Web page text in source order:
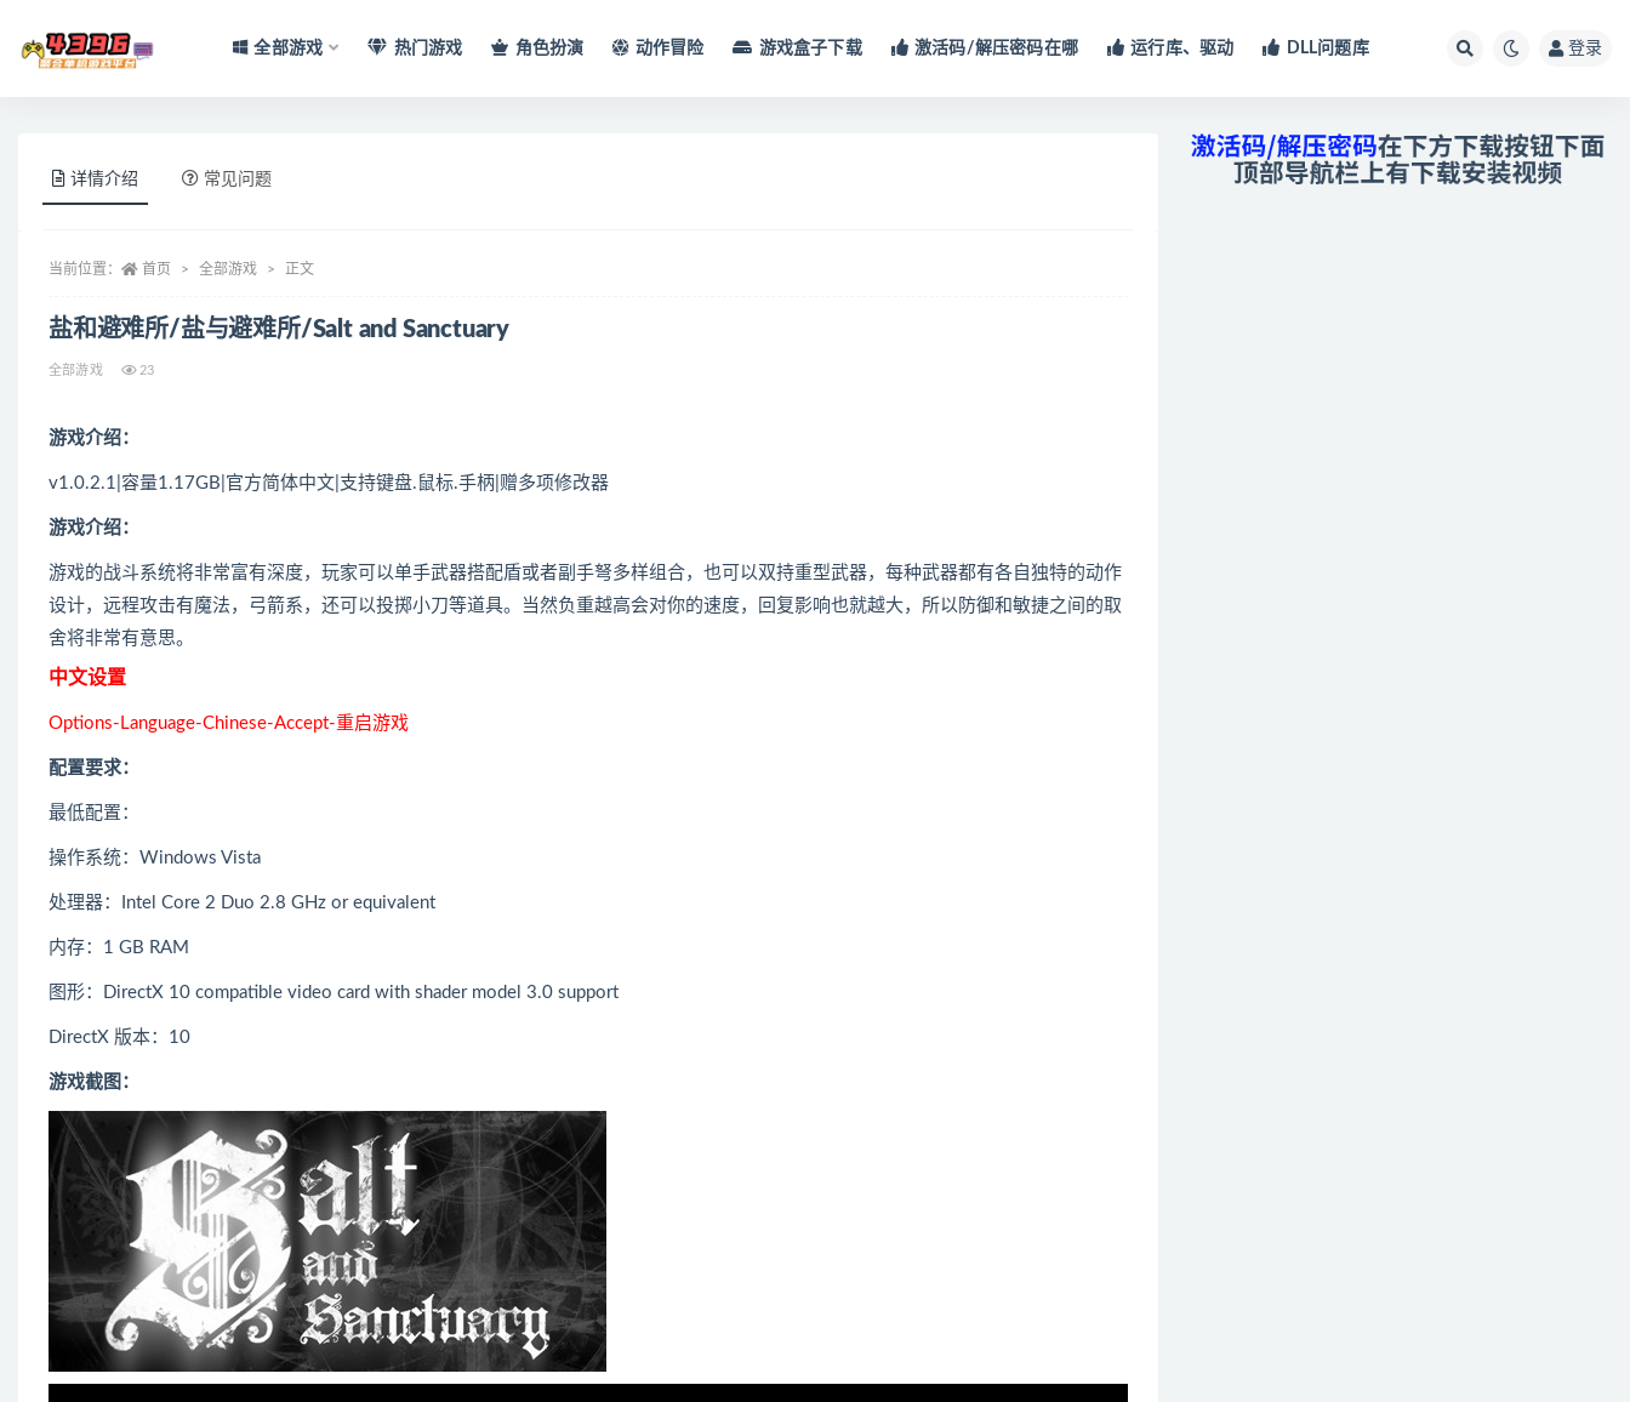
全部游戏 热门游戏 角色扮演 动作冒险 游戏盒子下载 激活码/解压密码在哪 运行库、驱动 DLL问题库 登录
详情介绍 常见问题
当前位置： 首页 全部游戏 正文
盐和避难所/盐与避难所/Salt and Sanctuary
全部游戏 23
游戏介绍：
v1.0.2.1|容量1.17GB|官方简体中文|支持键盘.鼠标.手柄|赠多项修改器
游戏介绍：
游戏的战斗系统将非常富有深度，玩家可以单手武器搭配盾或者副手弩多样组合，也可以双持重型武器，每种武器都有各自独特的动作
设计，远程攻击有魔法，弓箭系，还可以投掷小刀等道具。当然负重越高会对你的速度，回复影响也就越大，所以防御和敏捷之间的取
舍将非常有意思。
中文设置
Options-Language-Chinese-Accept-重启游戏
配置要求：
最低配置：
操作系统：Windows Vista
处理器：Intel Core 2 Duo 2.8 GHz or equivalent
内存：1 GB RAM
图形：DirectX 10 compatible video card with shader model 3.0 support
DirectX 版本：10
游戏截图：